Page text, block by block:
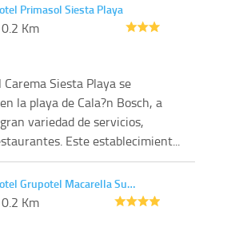
Primasol Siesta Playa
Km
Siesta Playa se
la playa de Cala?n Bosch, a
variedad de servicios,
Este establecimient...
Grupotel Macarella Su…
Km